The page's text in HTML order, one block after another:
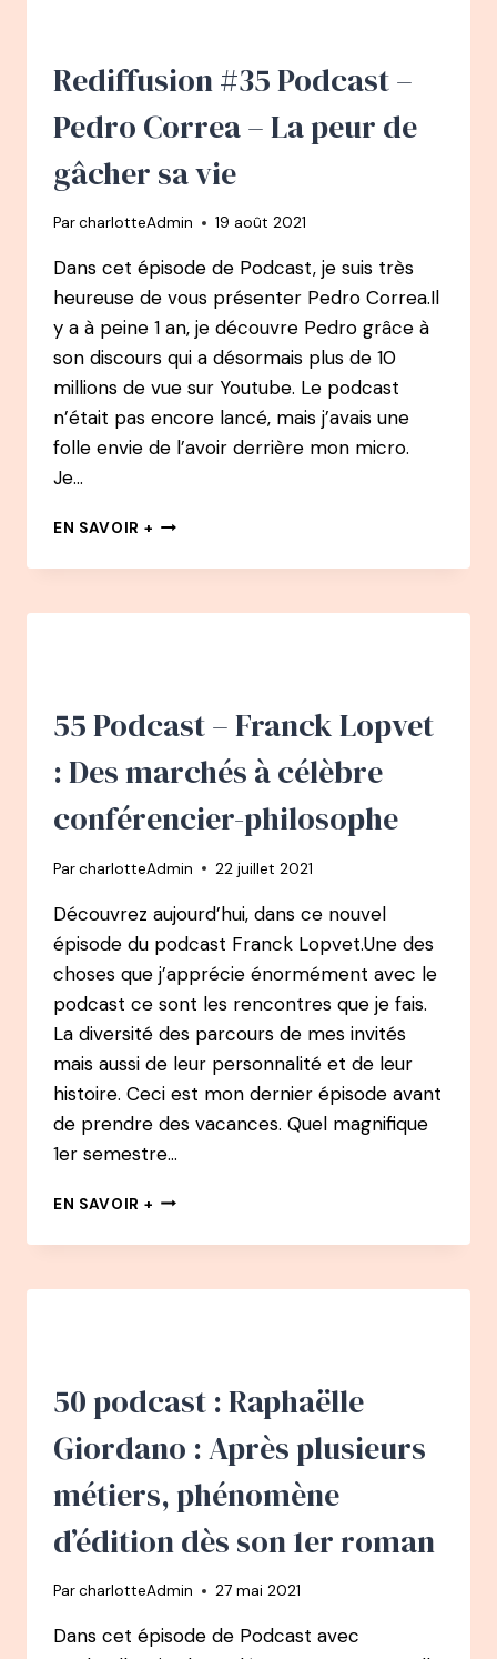
VOIX
LA
DE
Rediffusion #35 Podcast –
Pedro Correa – La peur de
gâcher sa vie
ParcharlotteAdmin 19 août 2021
Dans cet épisode de Podcast, je suis très
heureuse de vous présenter Pedro Correa.Il
y a à peine 1 an, je découvre Pedro grâce à
son discours qui a désormais plus de 10
millions de vue sur Youtube. Le podcast
n’était pas encore lancé, mais j’avais une
folle envie de l’avoir derrière mon micro.
Je…
EN SAVOIR + REDIFFUSION
PODCAST
PEDRO
DE
SA
55 Podcast – Franck Lopvet
: Des marchés à célèbre
conférencier-philosophe
ParcharlotteAdmin 22 juillet 2021
Découvrez aujourd’hui, dans ce nouvel
épisode du podcast Franck Lopvet.Une des
choses que j’apprécie énormément avec le
podcast ce sont les rencontres que je fais.
La diversité des parcours de mes invités
mais aussi de leur personnalité et de leur
histoire. Ceci est mon dernier épisode avant
de prendre des vacances. Quel magnifique
1er semestre…
EN SAVOIR + 55
–
LOPVET
CÉLÈBRE
CONFÉRENCIER-
PHILOSOPHE
50 podcast : Raphaëlle
Giordano : Après plusieurs
métiers, phénomène
d’édition dès son 1er roman
ParcharlotteAdmin 27 mai 2021
Dans cet épisode de Podcast avec